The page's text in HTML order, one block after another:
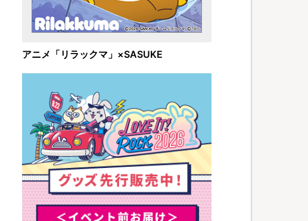
アニメ「リラックマ」×SASUKE